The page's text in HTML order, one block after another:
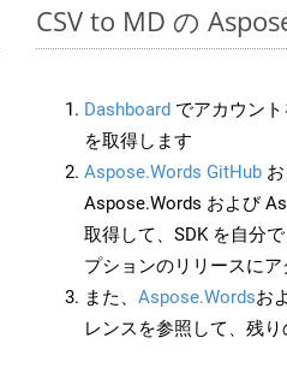
CSV to MD の
Dashboard でアカウン
を取得します
Aspose.Words GitHub
Aspose.Words および
取得して、SDK を自分
プションのリリースにア
また、 Aspose.Wordsお
レンスを参照して、残